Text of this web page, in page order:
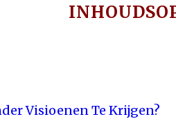
Visioenen Te Krijgen?